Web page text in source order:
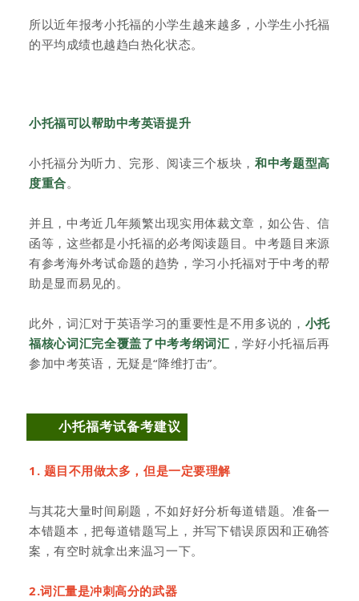
所以近年报考小托福的小学生越来越多，小学生小托福
的平均成绩也越趋白热化状态。
小托福可以帮助中考英语提升
小托福分为听力、完形、阅读三个板块，和中考题型高
度重合。
并且，中考近几年频繁出现实用体裁文章，如公告、信
函等，这些都是小托福的必考阅读题目。中考题目来源
有参考海外考试命题的趋势，学习小托福对于中考的帮
助是显而易见的。
此外，词汇对于英语学习的重要性是不用多说的， 小托
福核心词汇完全覆盖了中考考纲词汇 ，学好小托福后再
参加中考英语，无疑是“降维打击”。
小托福考试备考建议
1. 题目不用做太多，但是一定要理解
与其花大量时间刷题，不如好好分析每道错题。准备一
本错题本，把每道错题写上，并写下错误原因和正确答
案，有空时就拿出来温习一下。
2.词汇量是冲刺高分的武器